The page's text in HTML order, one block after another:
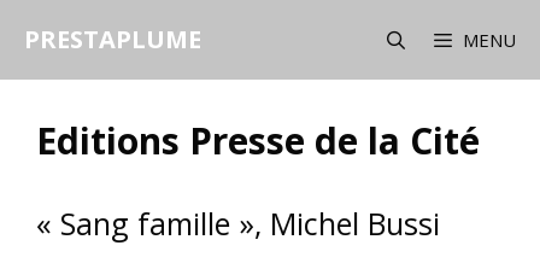
PRESTAPLUME MENU
Editions Presse de la Cité
« Sang famille », Michel Bussi